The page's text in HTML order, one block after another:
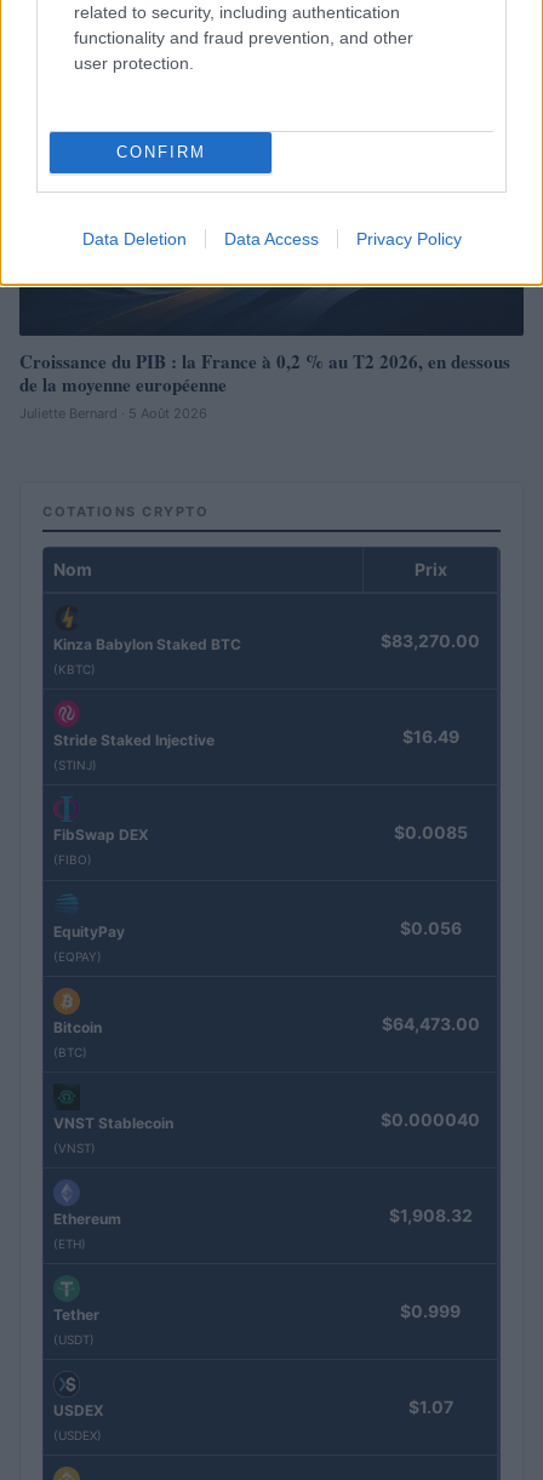
related to security, including authentication
functionality and fraud prevention, and other
user protection.
CONFIRM
Data Deletion Data Access Privacy Policy
Croissance du PIB : la France à 0,2 % au T2 2026, en dessous
de la moyenne européenne
Juliette Bernard · 5 Août 2026
COTATIONS CRYPTO
Nom Prix
Kinza Babylon Staked BTC
(KBTC)
$83,270.00
Stride Staked Injective
(STINJ)
$16.49
FibSwap DEX
(FIBO)
$0.0085
EquityPay
(EQPAY)
$0.056
Bitcoin
(BTC)
$64,473.00
VNST Stablecoin
(VNST)
$0.000040
Ethereum
(ETH)
$1,908.32
Tether
(USDT)
$0.999
USDEX
(USDEX)
$1.07